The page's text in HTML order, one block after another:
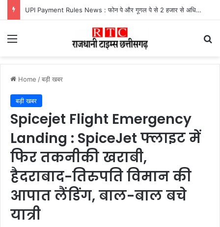
UPI Payment Rules News : फोन पे और गूगल पे से 2 हजार से अधिक का भुगतान करने वालों के लिए बड़ा अपडेट, जानें किस पर लगेगा चार्ज और किसे मिलेगी राहत
Menu
Home /बड़ी खबर
बड़ी खबर
Spicejet Flight Emergency
Landing : SpiceJet फ्लाइट में
फिर तकनीकी खराबी,
हैदराबाद-तिरुपति विमान की
आपात लैंडिंग, बाल-बाल बचे
यात्री